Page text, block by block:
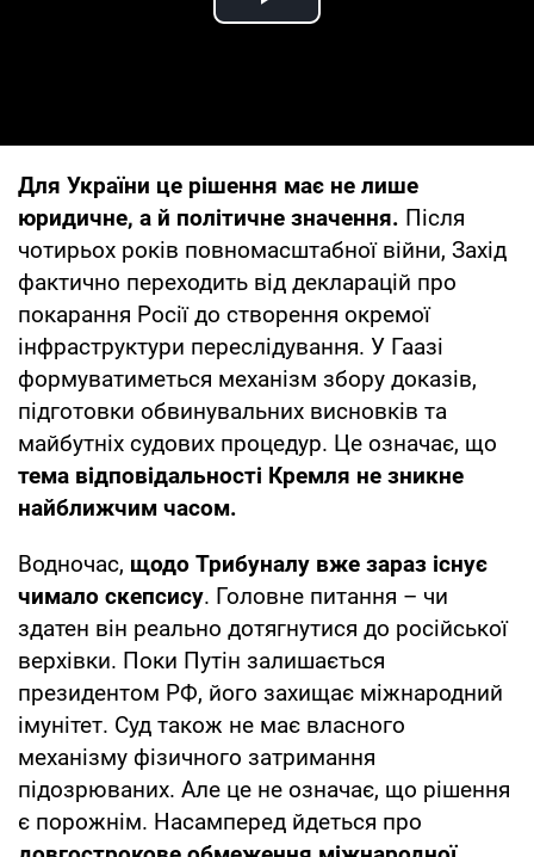
Play Video
Для України це рішення має не лише
юридичне, а й політичне значення. Після
чотирьох років повномасштабної війни, Захід
фактично переходить від декларацій про
покарання Росії до створення окремої
інфраструктури переслідування. У Гаазі
формуватиметься механізм збору доказів,
підготовки обвинувальних висновків та
майбутніх судових процедур. Це означає, що
тема відповідальності Кремля не зникне
найближчим часом.
Водночас, щодо Трибуналу вже зараз існує
чимало скепсису. Головне питання – чи
здатен він реально дотягнутися до російської
верхівки. Поки Путін залишається
президентом РФ, його захищає міжнародний
імунітет. Суд також не має власного
механізму фізичного затримання
підозрюваних. Але це не означає, що рішення
є порожнім. Насамперед йдеться про